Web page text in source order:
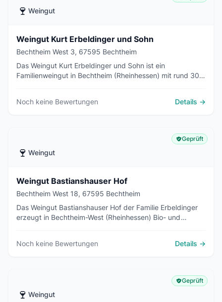
🍷 Weingut
Weingut Kurt Erbeldinger und Sohn
Bechtheim West 3, 67595 Bechtheim
Das Weingut Kurt Erbeldinger und Sohn ist ein
Familienweingut in Bechtheim (Rheinhessen) mit rund 30
Noch keine Bewertungen Details →
🍷 Weingut
Geprüft
Weingut Bastianshauser Hof
Bechtheim West 18, 67595 Bechtheim
Das Weingut Bastianshauser Hof der Familie Erbeldinger
erzeugt in Bechtheim-West (Rheinhessen) Bio- und
Noch keine Bewertungen Details →
🍷 Weingut
Geprüft